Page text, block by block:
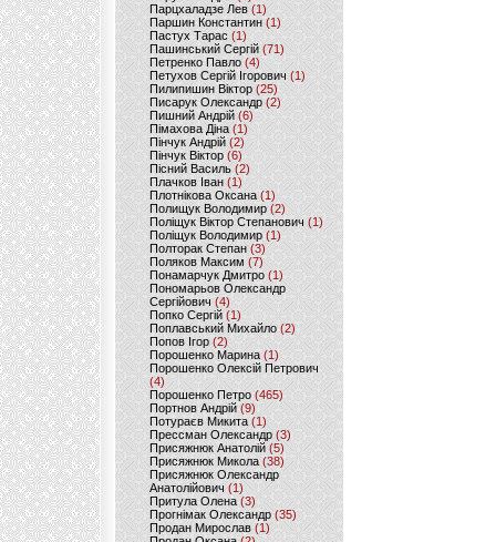
Парцхаладзе Лев (1)
Паршин Константин(1)
Пастух Тарас (1)
Пашинський Сергій (71)
Петренко Павло (4)
Петухов Сергій Ігорович (1)
Пилипишин Віктор(25)
Писарук Олександр(2)
Пишний Андрій (6)
Пімахова Діна(1)
Пінчук Андрій(2)
Пінчук Віктор (6)
Пісний Василь (2)
Плачков Іван(1)
Плотнікова Оксана (1)
Полищук Володимир(2)
Поліщук Віктор Степанович(1)
Поліщук Володимир (1)
Полторак Степан(3)
Поляков Максим (7)
Понамарчук Дмитро (1)
Пономарьов Олександр
Сергійович(4)
Попко Сергій (1)
Поплавський Михайло (2)
Попов Ігор(2)
Порошенко Марина (1)
Порошенко Олексій Петрович
(4)
Порошенко Петро (465)
Портнов Андрій (9)
Потураєв Микита(1)
Прессман Олександр(3)
Присяжнюк Анатолій (5)
Присяжнюк Микола (38)
Присяжнюк Олександр
Анатолійович (1)
Притула Олена (3)
Прогнімак Олександр(35)
Продан Мирослав(1)